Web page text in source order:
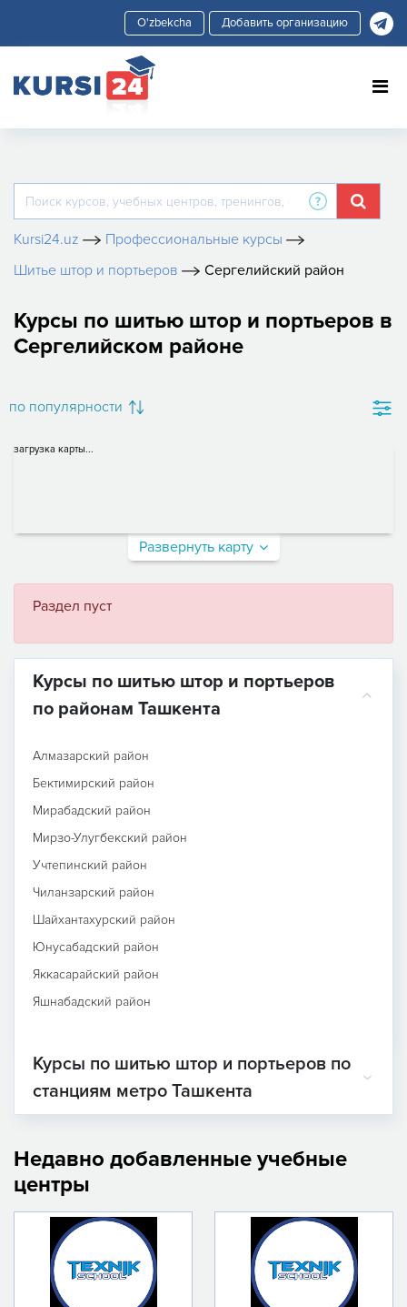
Добавить организацию
Kursi24.uz
Профессиональные курсы
Шитье штор и портьеров
Сергелийский район
Курсы по шитью штор и портьеров в
Сергелийском районе
по популярности
загрузка карты...
Развернуть карту
Раздел пуст
Курсы по шитью штор и портьеров
по районам Ташкента
Алмазарский район
Бектимирский район
Мирабадский район
Мирзо-Улугбекский район
Учтепинский район
Чиланзарский район
Шайхантахурский район
Юнусабадский район
Яккасарайский район
Яшнабадский район
Курсы по шитью штор и портьеров по
станциям метро Ташкента
Недавно добавленные учебные
центры